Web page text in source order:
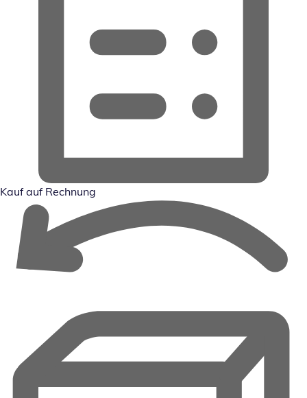
Kauf auf Rechnung